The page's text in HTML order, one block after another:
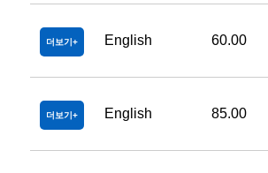
더보기 English 60.00
더보기 English 85.00